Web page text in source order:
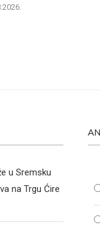
u Sremsku
na Trgu Ćire